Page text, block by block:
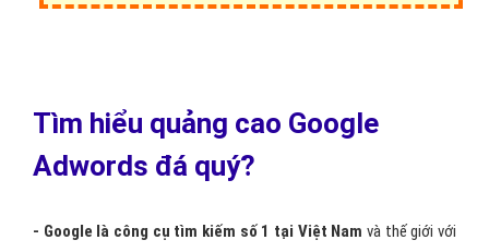
Tìm hiểu quảng cao Google
Adwords đá quý?
- Google là công cụ tìm kiếm số 1 tại Việt Nam và thế giới với